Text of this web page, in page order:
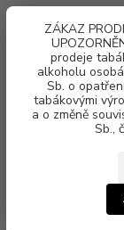
ZÁKAZ
prodeje
alkoholu
Sb. o
tabákovými
a o změně
Sb.,
Elektronické
ARGUS G3 1500mAh